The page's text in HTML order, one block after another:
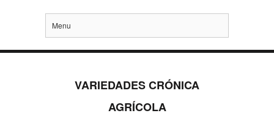
Menu
VARIEDADES CRÓNICA
AGRÍCOLA